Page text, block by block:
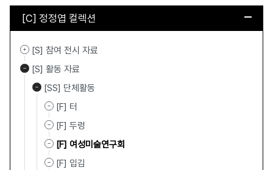
[C] 정정엽 컬렉션
[S] 참여 전시 자료
[S] 활동 자료
[SS] 단체활동
[F] 터
[F] 두렁
[F] 여성미술연구회
[F] 입김